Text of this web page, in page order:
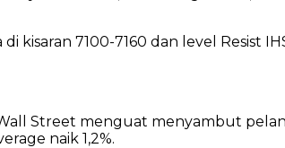
kisaran 7100-7160 dan level Resist
Street menguat menyambut
naik 1,2%.